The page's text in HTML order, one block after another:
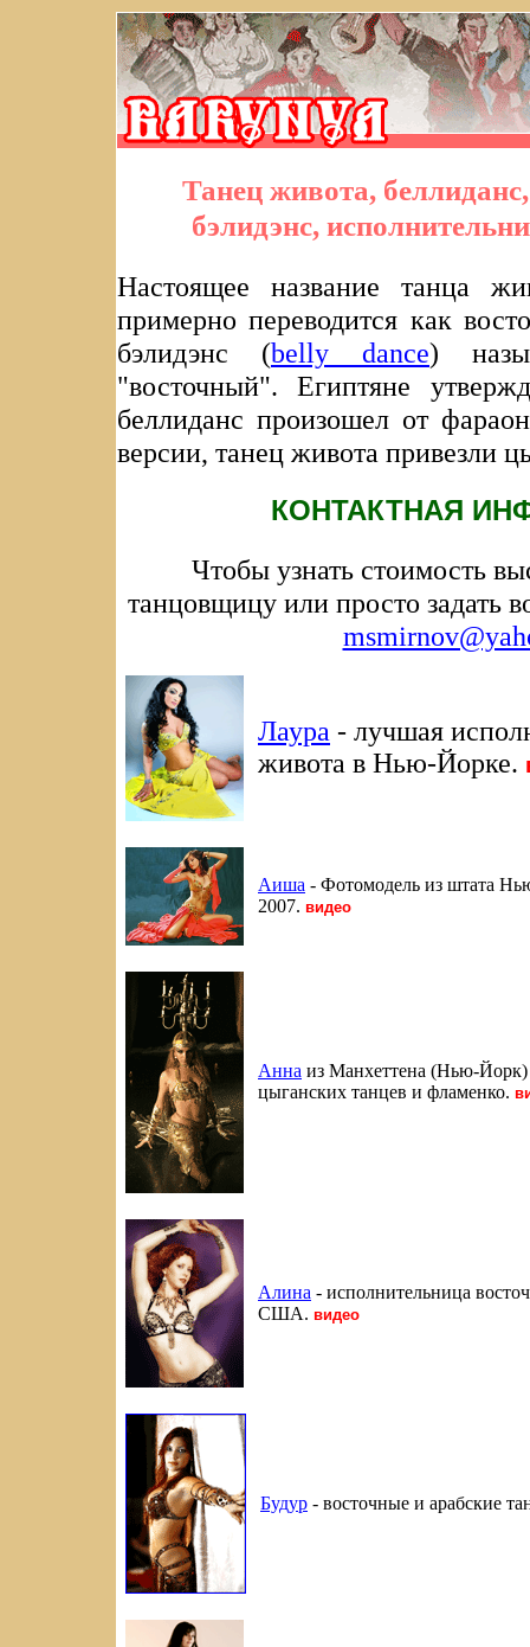
Танец живота,
бэлидэнс,
Настоящее название танца
примерно переводится как
бэлидэнс (belly dance)
"восточный". Египтяне
беллиданс произошел от
версии, танец живота привезли
КОНТАКТНАЯ
Чтобы узнать стоимость
танцовщицу или просто задать
Лаура - лучшая
живота в Нью-Йорке.
Аиша - Фотомодель из штата
2007. видео
Анна из Манхеттена (Нью-Йорк)
цыганских танцев и фламенко.
Алина - исполнительница
США. видео
Будур - восточные и арабские